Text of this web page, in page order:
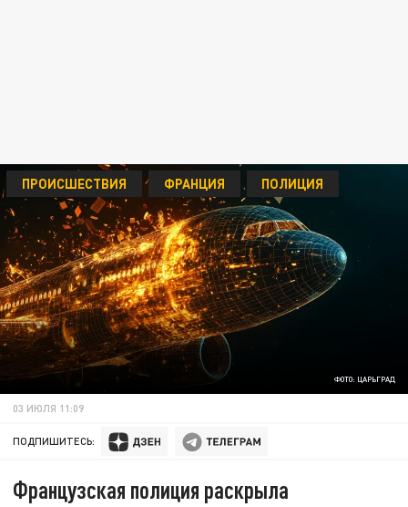
ФОТО: ЦАРЬГРАД
ПРОИСШЕСТВИЯ ФРАНЦИЯ ПОЛИЦИЯ
03 ИЮЛЯ 11:09
ПОДПИШИТЕСЬ:
Французская полиция раскрыла